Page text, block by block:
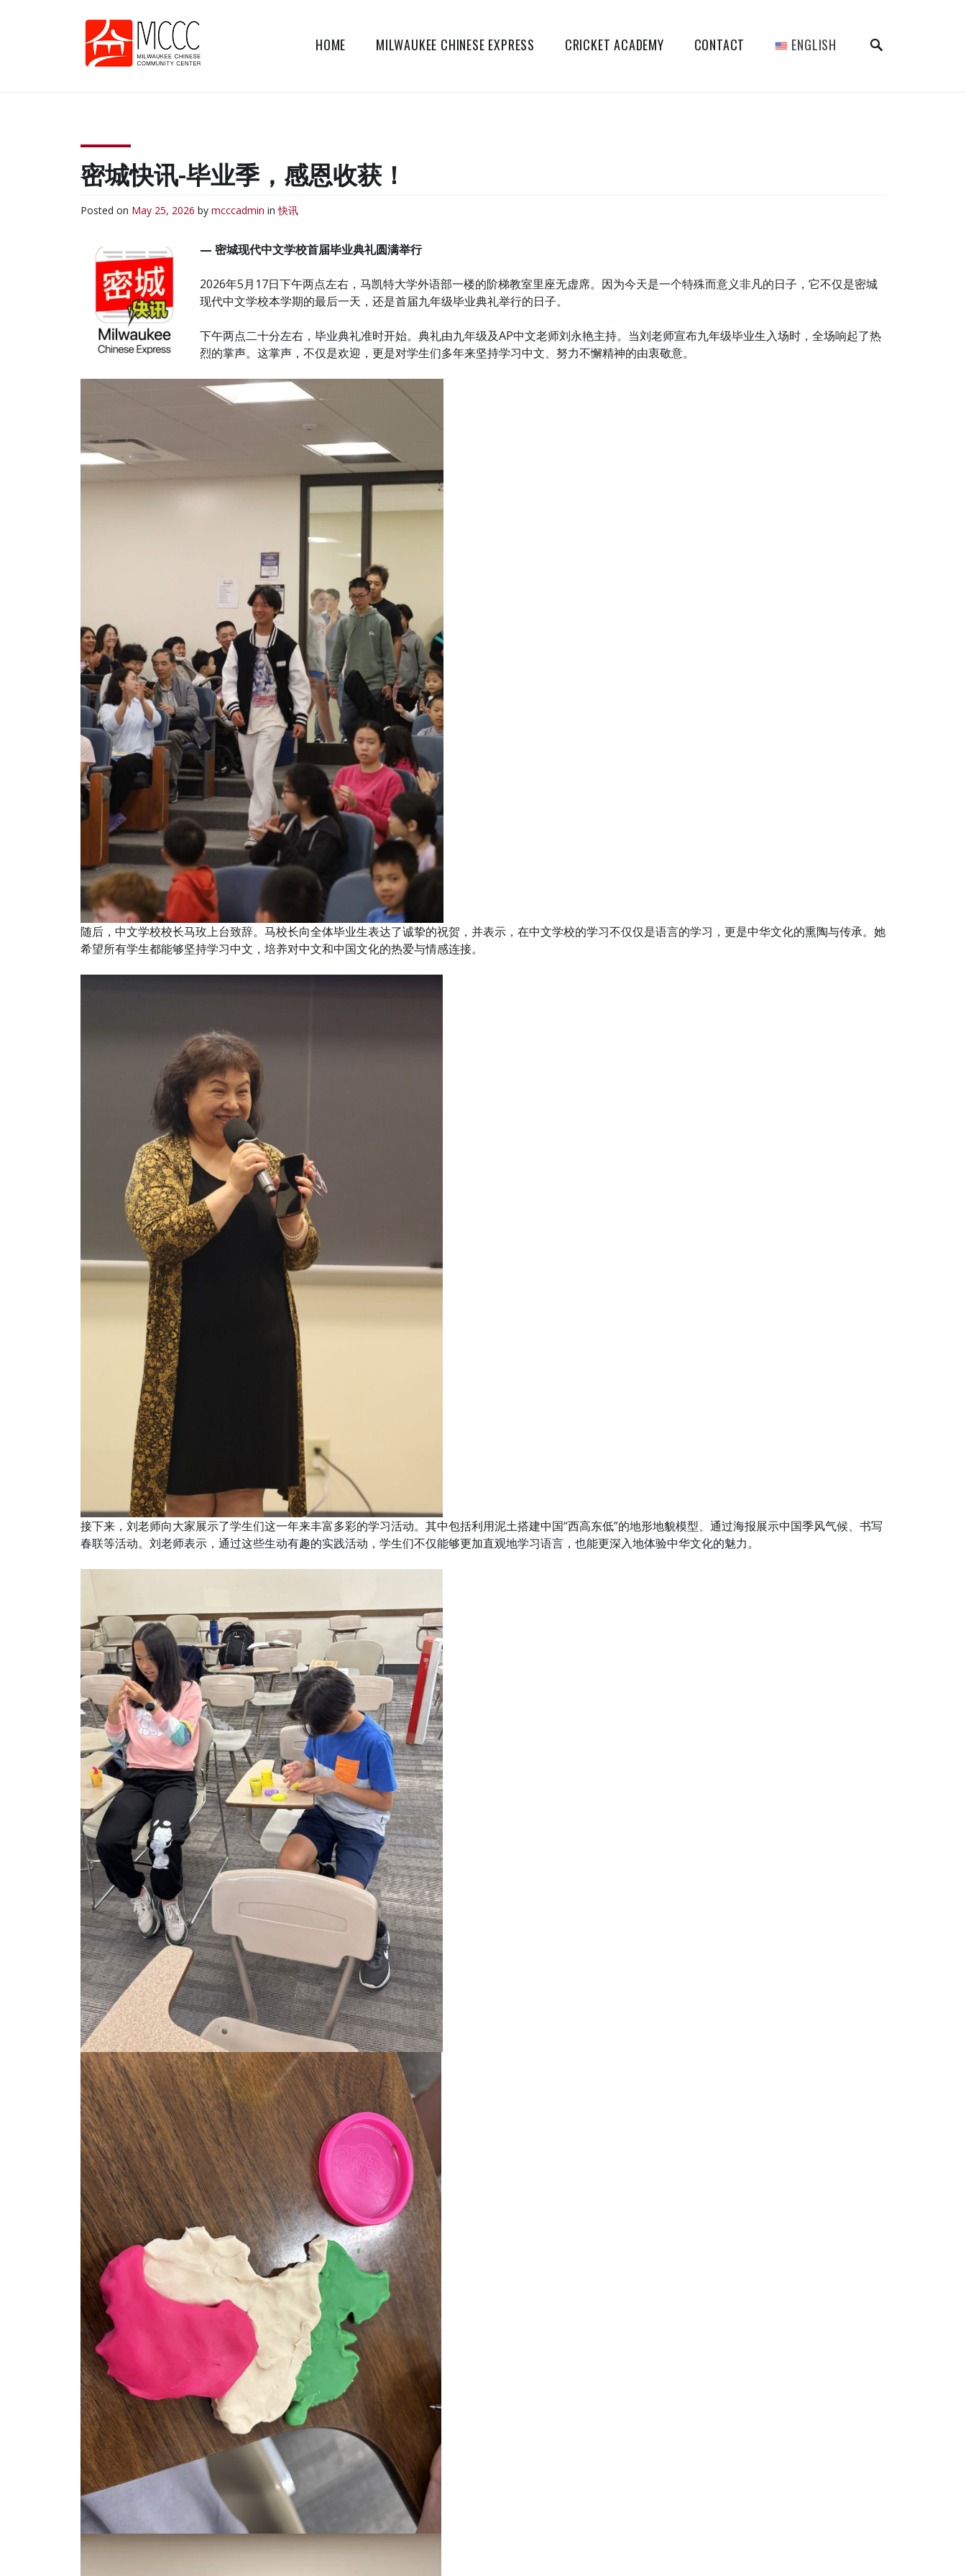
HOME MILWAUKEE CHINESE EXPRESS CRICKET ACADEMY CONTACT ENGLISH
密城快讯-毕业季，感恩收获！
Posted on May 25, 2026 by mcccadmin in 快讯
— 密城现代中文学校首届毕业典礼圆满举行
2026年5月17日下午两点左右，马凯特大学外语部一楼的阶梯教室里座无虚席。因为今天是一个特殊而意义非凡的日子，它不仅是密城
现代中文学校本学期的最后一天，还是首届九年级毕业典礼举行的日子。
下午两点二十分左右，毕业典礼准时开始。典礼由九年级及AP中文老师刘永艳主持。当刘老师宣布九年级毕业生入场时，全场响起了热
烈的掌声。这掌声，不仅是欢迎，更是对学生们多年来坚持学习中文、努力不懈精神的由衷敬意。
随后，中文学校校长马玫上台致辞。马校长向全体毕业生表达了诚挚的祝贺，并表示，在中文学校的学习不仅仅是语言的学习，更是中华文化的熏陶与传承。她
希望所有学生都能够坚持学习中文，培养对中文和中国文化的热爱与情感连接。
接下来，刘老师向大家展示了学生们这一年来丰富多彩的学习活动。其中包括利用泥土搭建中国“西高东低”的地形地貌模型、通过海报展示中国季风气候、书写
春联等活动。刘老师表示，通过这些生动有趣的实践活动，学生们不仅能够更加直观地学习语言，也能更深入地体验中华文化的魅力。